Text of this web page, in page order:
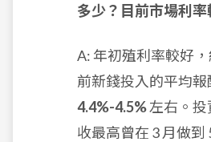
多少？目前市場利
A: 年初殖利率較好
前新錢投入的平均報
4.4%-4.5%左右。投
收最高曾在 3 月做到